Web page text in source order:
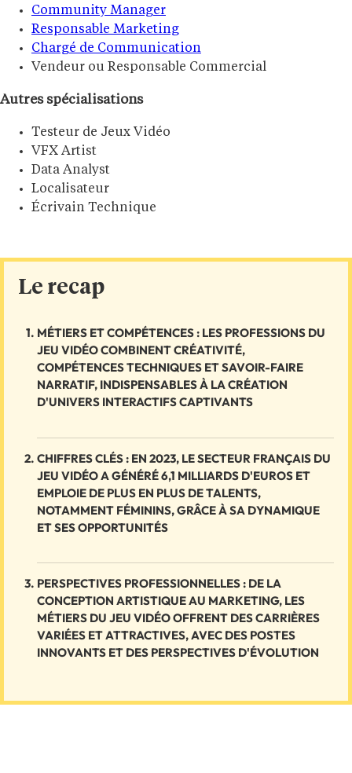
Community Manager
Responsable Marketing
Chargé de Communication
Vendeur ou Responsable Commercial
Autres spécialisations
Testeur de Jeux Vidéo
VFX Artist
Data Analyst
Localisateur
Écrivain Technique
Le recap
MÉTIERS ET COMPÉTENCES : LES PROFESSIONS DU
JEU VIDÉO COMBINENT CRÉATIVITÉ,
COMPÉTENCES TECHNIQUES ET SAVOIR-FAIRE
NARRATIF, INDISPENSABLES À LA CRÉATION
D'UNIVERS INTERACTIFS CAPTIVANTS
CHIFFRES CLÉS : EN 2023, LE SECTEUR FRANÇAIS DU
JEU VIDÉO A GÉNÉRÉ 6,1 MILLIARDS D'EUROS ET
EMPLOIE DE PLUS EN PLUS DE TALENTS,
NOTAMMENT FÉMININS, GRÂCE À SA DYNAMIQUE
ET SES OPPORTUNITÉS
PERSPECTIVES PROFESSIONNELLES : DE LA
CONCEPTION ARTISTIQUE AU MARKETING, LES
MÉTIERS DU JEU VIDÉO OFFRENT DES CARRIÈRES
VARIÉES ET ATTRACTIVES, AVEC DES POSTES
INNOVANTS ET DES PERSPECTIVES D'ÉVOLUTION